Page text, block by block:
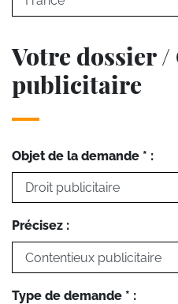
Votre dossier
publicitaire
Objet de la demande * :
Précisez :
Type de demande * :